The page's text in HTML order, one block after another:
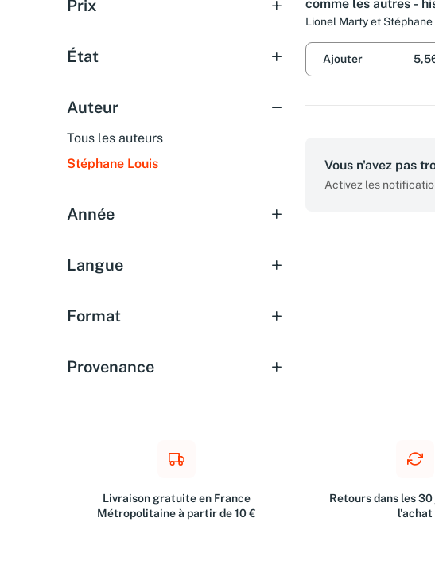
Prix
État
Auteur
Tous les auteurs
Stéphane Louis
Année
Langue
Format
Provenance
comme les autres -
complète
Lionel Marty et Stéphane
Ajouter
Vous n'avez pas
Activez les
Livraison gratuite en France
Métropolitaine à partir de 10 €
Retours dans les
l'achat